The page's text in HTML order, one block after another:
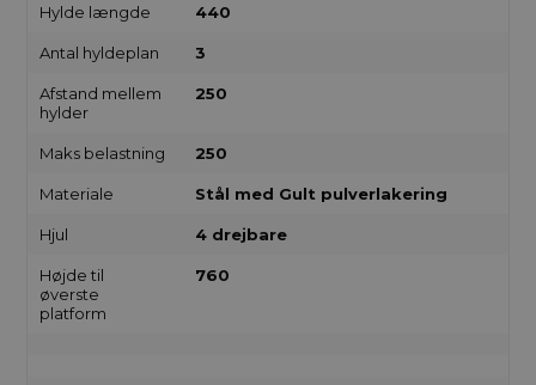
Hylde længde 440
Antal hyldeplan 3
Afstand mellem
hylder
250
Maks belastning 250
Materiale Stål med Gult pulverlakering
Hjul 4 drejbare
Højde til
øverste
platform
760